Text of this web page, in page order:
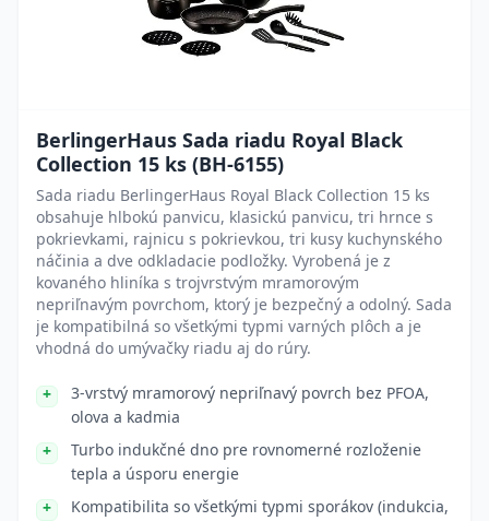
BerlingerHaus Sada riadu Royal Black
Collection 15 ks (BH-6155)
Sada riadu BerlingerHaus Royal Black Collection 15 ks
obsahuje hlbokú panvicu, klasickú panvicu, tri hrnce s
pokrievkami, rajnicu s pokrievkou, tri kusy kuchynského
náčinia a dve odkladacie podložky. Vyrobená je z
kovaného hliníka s trojvrstvým mramorovým
nepriľnavým povrchom, ktorý je bezpečný a odolný. Sada
je kompatibilná so všetkými typmi varných plôch a je
vhodná do umývačky riadu aj do rúry.
3-vrstvý mramorový nepriľnavý povrch bez PFOA,
olova a kadmia
Turbo indukčné dno pre rovnomerné rozloženie
tepla a úsporu energie
Kompatibilita so všetkými typmi sporákov (indukcia,